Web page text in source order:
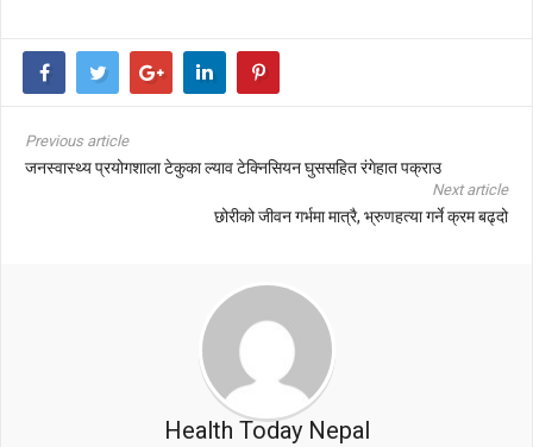
Previous article
जनस्वास्थ्य प्रयोगशाला टेकुका ल्याव टेक्निसियन घुससहित र‌ंगेहात पक्राउ
Next article
छोरीको जीवन गर्भमा मात्रै, भ्रुणहत्या गर्ने क्रम बढ्दो
Health Today Nepal